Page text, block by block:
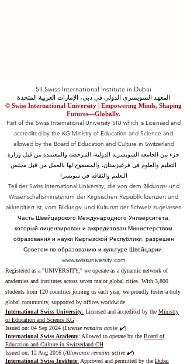
SII Swiss International Institute in Dubai
المعهد السويسري الدولي في دبي، الإمارات العربية المتحدة
© Swiss International University | ​Empowering Minds, Shaping
Futures—Globally.
Part of the Swiss International University SIU which is Licensed and
accredited by the KG Ministry of Education and Science and
allowed by the Board of Education and Culture in Switzerland
جزء من الجامعة السويسرية الدولية، المرخصة والمعتمدة من قبل وزارة
التعليم والعلوم في قرغيزستان، والمسموح لها بالعمل من قبل مجلس
التعليم والثقافة في سويسرا
Teil der Swiss International University, die von dem Bildungs- und
Wissenschaftsministerium der Kirgisischen Republik lizenziert und
akkreditiert ist, vom Bildungs- und Kulturrat der Schweiz zugelassen
Часть Швейцарского Международного Университета,
который лицензирован и аккредитован Министерством
образования и науки Кыргызской Республики, разрешен
Советом по образованию и культуре Швейцарии
www.swissuniversity.com
Registered as a "UNIVERSITY," we operate as a dynamic network of
academies and institutes across seven major global cities. With 3,800
students from 120 countries joining us each year, we proudly foster a truly
global community, supported by offices worldwide.
International Swiss University: Licensed and accredited by the Ministry
of Education and Science KG
Issued on: 04 Sep 2024 (License remains active ✔️)
International Swiss Academy: Allowed to operate by the Board of
Education and Culture in Switzerland CH
Issued on: 12 Aug 2016 (Allowance remains active ✔️)
International Swiss Institute: Approved and permitted by the Dubai